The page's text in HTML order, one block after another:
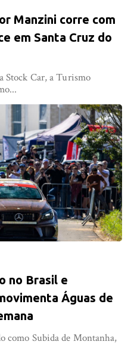
Manzini corre com
em Santa Cruz do
Stock Car, a Turismo
no Brasil e
Águas de
como Subida de Montanha,